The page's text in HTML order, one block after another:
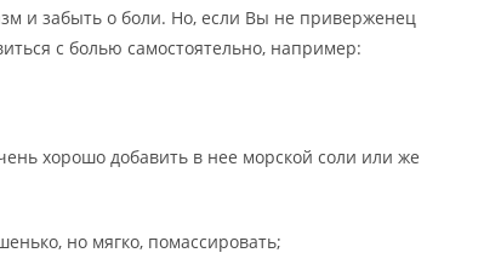
и забыть о боли. Но, если Вы не приверженец
с болью самостоятельно, например:
хорошо добавить в нее морской соли или же
но мягко, помассировать;